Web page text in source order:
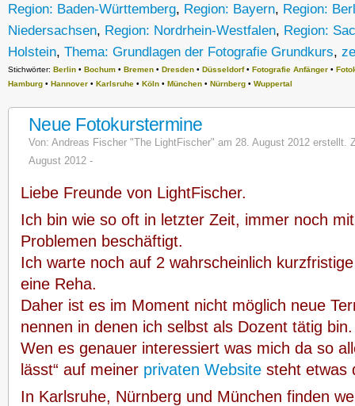
Region: Baden-Württemberg, Region: Bayern, Region:
Niedersachsen, Region: Nordrhein-Westfalen, Region:
Holstein, Thema: Grundlagen der Fotografie Grundkurs,
Stichwörter: Berlin • Bochum • Bremen • Dresden • Düsseldorf• Fotografie Anfänger •
Hamburg • Hannover • Karlsruhe • Köln • München • Nürnberg • Wuppertal
Neue Fotokurstermine
Von: Andreas Fischer "The LightFischer" am 28. August 2012 erstellt.
August 2012 -
Liebe Freunde von LightFischer.
Ich bin wie so oft in letzter Zeit, immer noch
Problemen beschäftigt.
Ich warte noch auf 2 wahrscheinlich
eine Reha.
Daher ist es im Moment nicht möglich neue
nennen in denen ich selbst als Dozent tätig bin.
Wen es genauer interessiert was mich da so
lässt“ auf meiner privaten Website steht etwas
In Karlsruhe, Nürnberg und München finden